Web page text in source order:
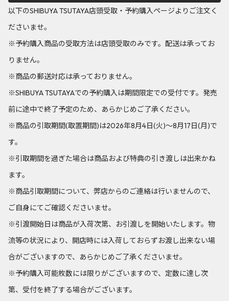
以下のSHIBUYA TSUTAYA店頭受取・予約購入ページよりご注文く
ださいませ。
※予約購入商品の受取方法は店頭受取のみです。配送は承ってお
りません。
※商品の郵送対応は承っておりません。
※SHIBUYA TSUTAYAでの予約購入は期間限定での受付です。発売
前に途中で終了予定のため、あらかじめご了承ください。
※商品の引取期間(取置期間)は2026年8月4日(火)～8月17日(月)で
す。
※引取期間を過ぎた場合は商品および特典の引き渡しは出来かね
ます。
※商品引取期間について、弊店からのご連絡は行いませんので、
ご自身にてご確認くださいませ。
※引渡開始日は商品が入荷次第、お引渡しを開始いたします。物
流等の状況により、開店時には入荷しておらずお渡し出来ない場
合がございますので、あらかじめご了承くださいませ。
※予約購入可能枚数には限りがございますので、定数に達し次
第、受付を終了する場合がございます。